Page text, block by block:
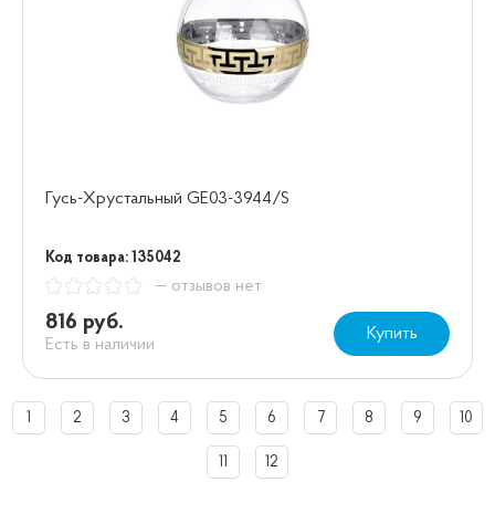
Гусь-Хрустальный GE03-3944/S
Код товара: 135042
— отзывов нет
816 руб.
Есть в наличии
Купить
1 2 3 4 5 6 7 8 9 10
11 12